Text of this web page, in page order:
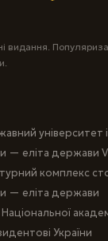
видання.
університет
— еліта держави
комплекс
— еліта держави
України